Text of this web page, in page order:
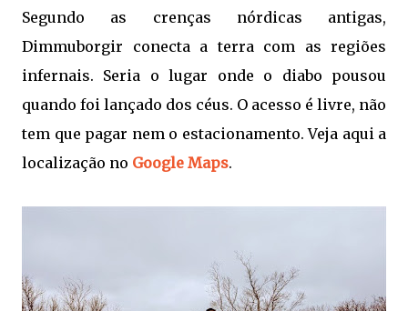
Segundo as crenças nórdicas antigas,
Dimmuborgir conecta a terra com as regiões
infernais. Seria o lugar onde o diabo pousou
quando foi lançado dos céus. O acesso é livre, não
tem que pagar nem o estacionamento. Veja aqui a
localização no Google Maps.